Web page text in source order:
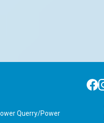
Querry/Power